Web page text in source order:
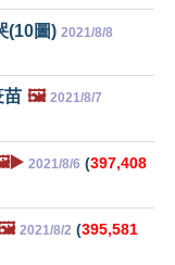
(10圖) 2021/8/8
苗 🖼️ 2021/8/7
2021/8/6 (397,408
2021/8/2 (395,581